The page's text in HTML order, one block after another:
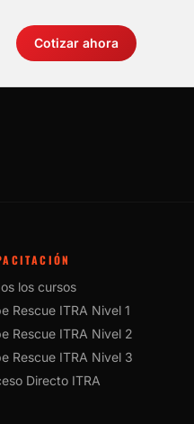
Cotizar ahora
los cursos
Rescue ITRA Nivel 1
Rescue ITRA Nivel 2
Rescue ITRA Nivel 3
Directo ITRA